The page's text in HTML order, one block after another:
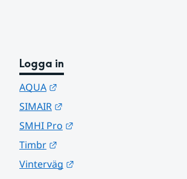
Logga in
AQUA
SIMAIR
SMHI Pro
Timbr
Vinterväg